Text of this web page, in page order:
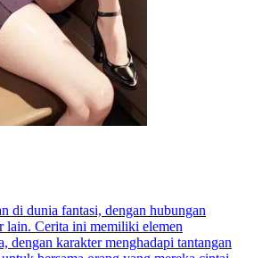
di dunia fantasi, dengan hubungan
lain. Cerita ini memiliki elemen
dengan karakter menghadapi tantangan